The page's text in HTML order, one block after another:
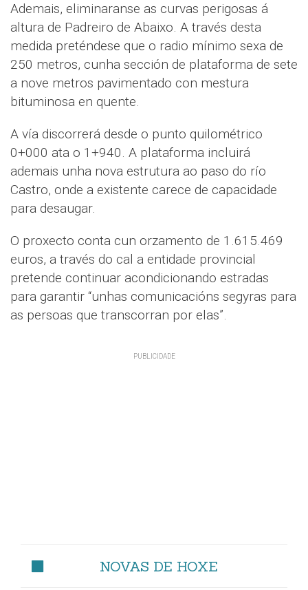
Ademais, eliminaranse as curvas perigosas á
altura de Padreiro de Abaixo. A través desta
medida preténdese que o radio mínimo sexa de
250 metros, cunha sección de plataforma de sete
a nove metros pavimentado con mestura
bituminosa en quente.
A vía discorrerá desde o punto quilométrico
0+000 ata o 1+940. A plataforma incluirá
ademais unha nova estrutura ao paso do río
Castro, onde a existente carece de capacidade
para desaugar.
O proxecto conta cun orzamento de 1.615.469
euros, a través do cal a entidade provincial
pretende continuar acondicionando estradas
para garantir “unhas comunicacións segyras para
as persoas que transcorran por elas”.
NOVAS DE HOXE